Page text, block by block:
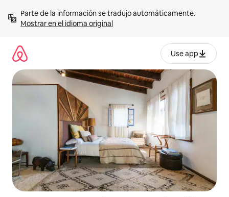
contenidoMostrar en el idioma original
Use app